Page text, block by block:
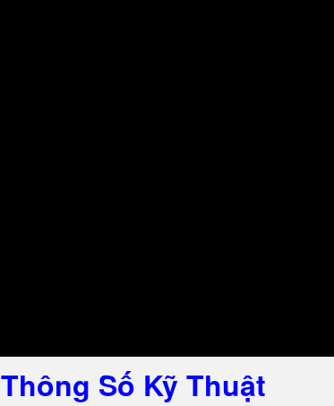
Thông Số Kỹ Thuật